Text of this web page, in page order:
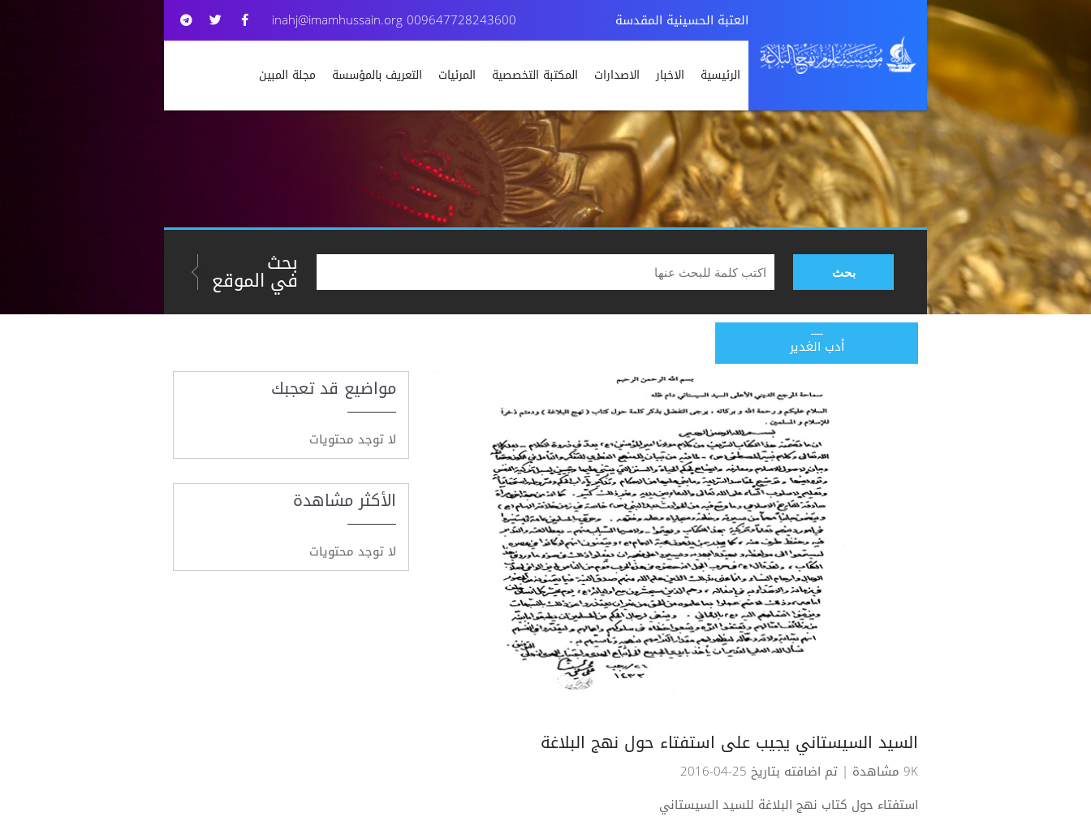
العتبة الحسينية المقدسة 009647728243600
inahj@imamhussain.org
الرئيسية الاخبار الاصدارات المكتبة التخصصية المرئيات التعريف بالمؤسسة مجلة المبين
بحث بحث
في الموقع
أدب الغدير
السيد السيستاني يجيب على استفتاء حول نهج البلاغة
9K مشاهدة
| تم اضافته بتاريخ 25-04-2016
استفتاء حول كتاب نهج البلاغة للسيد السيستاني
مواضيع قد تعجبك
لا توجد محتويات
الأكثر مشاهدة
لا توجد محتويات